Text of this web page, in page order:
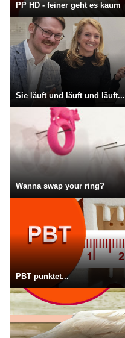
PP HD - feiner geht es kaum
Sie läuft und läuft und läuft...
Wanna swap your ring?
PBT punktet...